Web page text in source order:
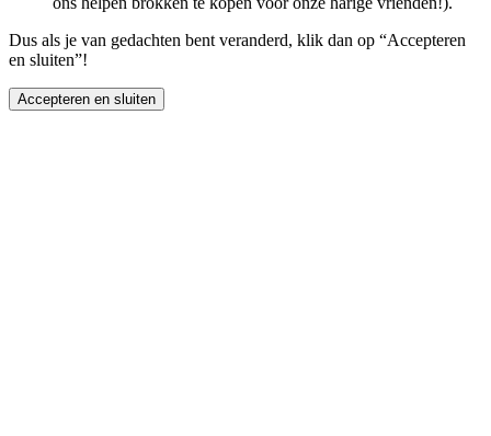
Dus als je van gedachten bent veranderd, klik dan op “Accepteren
en sluiten”!
Accepteren en sluiten